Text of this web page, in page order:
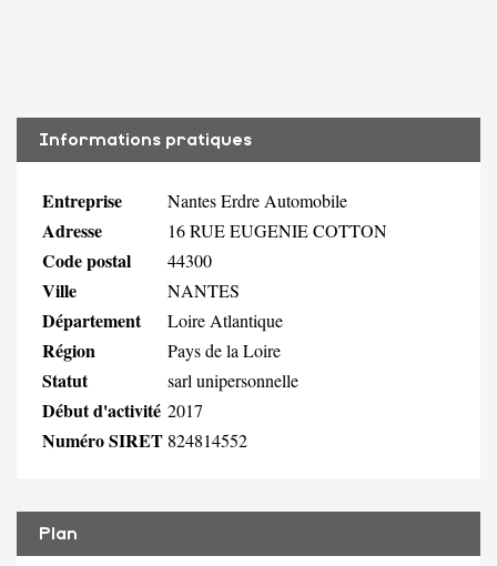
Informations pratiques
Entreprise Nantes Erdre Automobile
Adresse 16 RUE EUGENIE COTTON
Code postal 44300
Ville NANTES
Département Loire Atlantique
Région Pays de la Loire
Statut sarl unipersonnelle
Début d'activité 2017
Numéro SIRET 824814552
Plan